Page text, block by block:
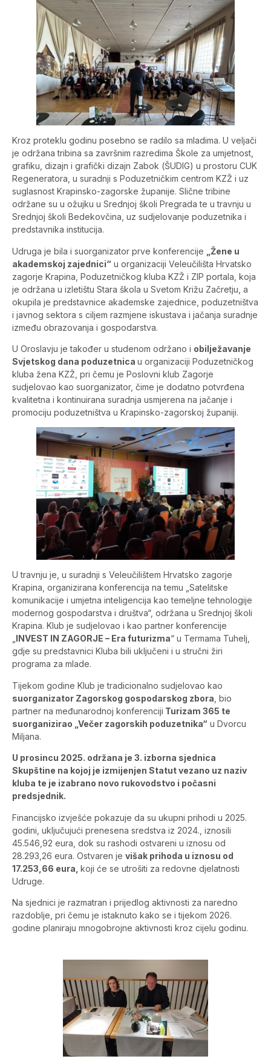
Kroz proteklu godinu posebno se radilo sa mladima. U veljači
je održana tribina sa završnim razredima Škole za umjetnost,
grafiku, dizajn i grafički dizajn Zabok (ŠUDIG) u prostoru CUK
Regeneratora, u suradnji s Poduzetničkim centrom KZŽ i uz
suglasnost Krapinsko-zagorske županije. Slične tribine
održane su u ožujku u Srednjoj školi Pregrada te u travnju u
Srednjoj školi Bedekovčina, uz sudjelovanje poduzetnika i
predstavnika institucija.
Udruga je bila i suorganizator prve konferencije
„Žene u
akademskoj zajednici“ u organizaciji Veleučilišta Hrvatsko
zagorje Krapina, Poduzetničkog kluba KZŽ i ZIP portala, koja
je održana u izletištu Stara škola u Svetom Križu Začretju, a
okupila je predstavnice akademske zajednice, poduzetništva
i javnog sektora s ciljem razmjene iskustava i jačanja suradnje
između obrazovanja i gospodarstva.
U Oroslavju je također u studenom održano i obilježavanje
Svjetskog dana poduzetnica u organizaciji Poduzetničkog
kluba žena KZŽ, pri čemu je Poslovni klub Zagorje
sudjelovao kao suorganizator, čime je dodatno potvrđena
kvalitetna i kontinuirana suradnja usmjerena na jačanje i
promociju poduzetništva u Krapinsko-zagorskoj županiji.
U travnju je, u suradnji s Veleučilištem Hrvatsko zagorje
Krapina, organizirana konferencija na temu „Satelitske
komunikacije i umjetna inteligencija kao temeljne tehnologije
modernog gospodarstva i društva“, održana u Srednjoj školi
Krapina. Klub je sudjelovao i kao partner konferencije
INVEST IN ZAGORJE – Era futurizma“ u Termama Tuhelj,
gdje su predstavnici Kluba bili uključeni i u stručni žiri
programa za mlade.
Tijekom godine Klub je tradicionalno sudjelovao kao
suorganizator Zagorskog gospodarskog zbora , bio
partner na međunarodnoj konferenciji Turizam 365 te
suorganizirao „Večer zagorskih poduzetnika“ u Dvorcu
Miljana.
U prosincu 2025. održana je 3. izborna sjednica
Skupštine na kojoj je izmijenjen Statut vezano uz naziv
kluba te je izabrano novo rukovodstvo i počasni
predsjednik.
Financijsko izvješće pokazuje da su ukupni prihodi u 2025.
godini, uključujući prenesena sredstva iz 2024., iznosili
45.546,92 eura, dok su rashodi ostvareni u iznosu od
28.293,26 eura. Ostvaren je višak prihoda u iznosu od
17.253,66 eura, koji će se utrošiti za redovne djelatnosti
Udruge.
Na sjednici je razmatran i prijedlog aktivnosti za naredno
razdoblje, pri čemu je istaknuto kako se i tijekom 2026.
godine planiraju mnogobrojne aktivnosti kroz cijelu godinu.